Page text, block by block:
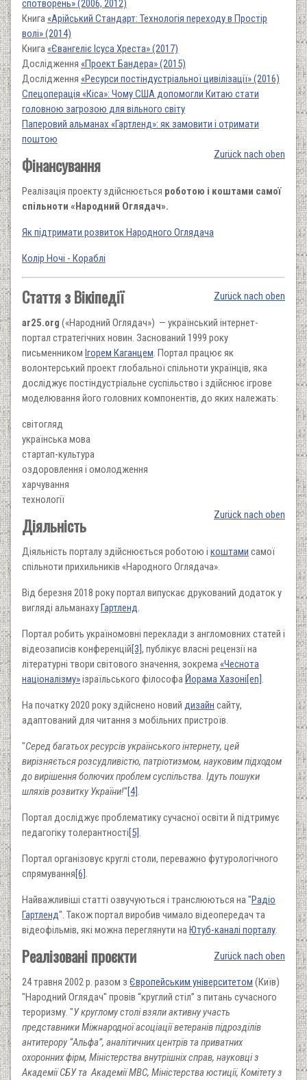
спотворень» (2006, 2012)
Книга «Арійський Стандарт: Технологія переходу в Простір
волі» (2014)
Книга «Євангеліє Ісуса Хреста» (2017)
Дослідження «Проект Бандера» (2015)
Дослідження «Ресурси постіндустріальної цивілізації» (2016)
Спецоперація «Кіса»: Чому США допомогли Китаю стати
головною загрозою для вільного світу
Паперовий альманах «Гартленд»: як замовити і отримати
поштою
Zurück nach oben
Фінансування
Реалізація проекту здійснюється роботою і коштами самої
спільноти «Народний Оглядач».
Як підтримати розвиток Народного Оглядача
Колір Ночі - Кораблі
Zurück nach oben
Стаття з Вікіпедії
ar25.org («Народний Оглядач») — український інтернет-
портал стратегічних новин. Заснований 1999 року
письменником Ігорем Каганцем. Портал працює як
волонтерський проект глобальної спільноти українців, яка
досліджує постіндустріальне суспільство і здійснює ігрове
моделювання його головних компонентів, до яких належать:
світогляд
українська мова
стартап-культура
оздоровлення і омолодження
харчування
технології
Zurück nach oben
Діяльність
Діяльність порталу здійснюється роботою і коштами самої
спільноти прихильників «Народного Оглядача».
Від березня 2018 року портал випускає друкований додаток у
вигляді альманаху Гартленд.
Портал робить україномовні переклади з англомовних статей і
відеозаписів конференцій[3] , публікує власні рецензії на
літературні твори світового значення, зокрема «Чеснота
націоналізму»ізраїльського філософа Йорама Хазоні[en] .
На початку 2020 року здійснено новий дизайн сайту,
адаптований для читання з мобільних пристроїв.
"Серед багатьох ресурсів українського інтернету, цей
вирізняється розсудливістю, патріотизмом, науковим підходом
до вирішення болючих проблем суспільства. Ідуть пошуки
шляхів розвитку України!"[4] .
Портал досліджує проблематику сучасної освіти й підтримує
педагогіку толерантності[5] .
Портал організовує круглі столи, переважно футурологічного
спрямування[6] .
Найважливіші статті озвучуються і транслюються на "Радіо
Гартленд". Також портал виробив чимало відеопередач та
відеофільмів, які можна переглянути на Ютуб-каналі порталу.
Zurück nach oben
Реалізовані проєкти
24 травня 2002 р. разом з Європейським університетом (Київ)
"Народний Оглядач" провів “круглий стіл” з питань сучасного
тероризму. "У круглому столі взяли активну участь
представники Міжнародної асоціації ветеранів підрозділів
антитерору “Альфа”, аналітичних центрів та приватних
охоронних фірм, Міністерства внутрішніх справ, науковці з
Академії СБУ та Академії МВС, Міністерства юстиції, Комітету з